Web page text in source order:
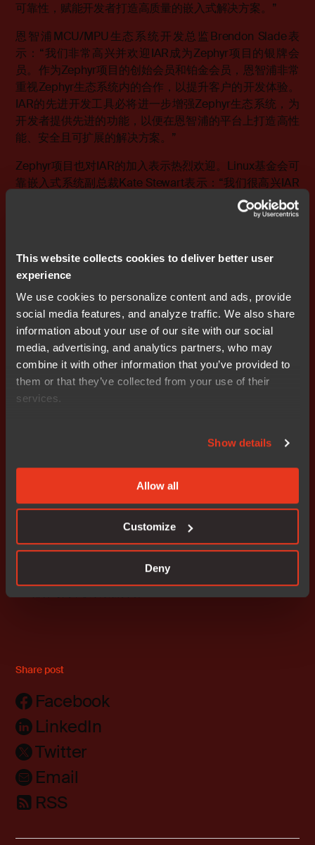
This website collects cookies to deliver better user
experience
We use cookies to personalize content and ads, provide
social media features, and analyze traffic. We also share
information about your use of our site with our social
media, advertising, and analytics partners, who may
combine it with other information that you’ve provided to
them or that they’ve collected from your use of their
services.
Show details
Allow all
Customize
Deny
可靠性，赋能开发者打造高质量的嵌入式解决方案。”
恩智浦MCU/MPU生态系统开发总监Brendon Slade表
示：“我们非常高兴并欢迎IAR成为Zephyr项目的银牌会
员。作为Zephyr项目的创始会员和铂金会员，恩智浦非常
重视Zephyr生态系统内的合作，以提升客户的开发体验。
IAR的先进开发工具必将进一步增强Zephyr生态系统，为
开发者提供先进的功能，以便在恩智浦的平台上打造高性
能、安全且可扩展的解决方案。”
Zephyr项目也对IAR的加入表示热烈欢迎。Linux基金会可
靠嵌入式系统副总裁Kate Stewart表示：“我们很高兴IAR
加入Zephyr项目并成为银牌会员。IAR在嵌入式开发和商
业工具方面的专业能力，将为我们的生态系统带来了巨大
的解决方案。IAR的加入将进一步增强Zephyr RTOS在需
要功能安全认证工具链的领域的功能和应用，巩固其作为
嵌入式开发优选方案的领先地位。”
IAR预计将在2025年实现对Zephyr RTOS的全面商用化支
持。届时，开发者将能使用到IAR强大的工具链，包括其
标志性的优化技术、先进的调试能力，以及与Zephy的无
缝集成。
欢迎莅临2025年在德国举办的嵌入式展览会
号展位展示Zephyr RTOS最新支持方案，并举办主题讲座
了解更多Zephyr项目相关信息，请访问
Share post
Facebook
LinkedIn
Twitter
Email
RSS